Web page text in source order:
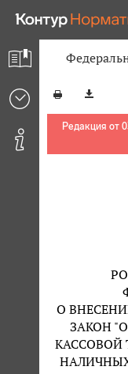
Редакция от
О
ЗАКОН
КАССОВОЙ